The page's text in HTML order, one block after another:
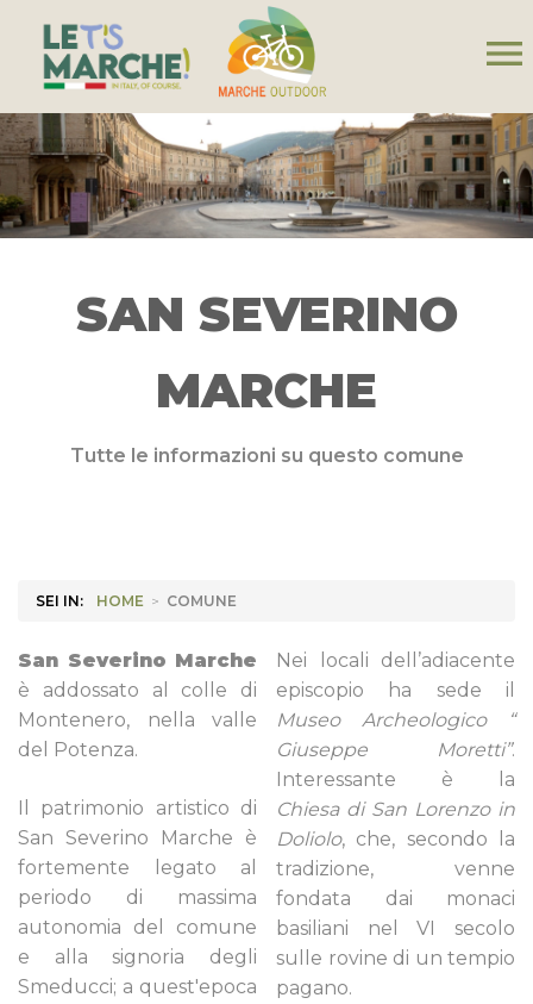
menu
SAN SEVERINO
MARCHE
Tutte le informazioni su questo comune
SEI IN: HOME > COMUNE
San Severino Marche
è addossato al colle di
Montenero, nella valle
del Potenza.
Il patrimonio artistico di
San Severino Marche è
fortemente legato al
periodo di massima
autonomia del comune
e alla signoria degli
Smeducci; a quest'epoca
Nei locali dell’adiacente
episcopio ha sede il
Museo Archeologico “
Giuseppe Moretti”.
Interessante è la
Chiesa di San Lorenzo in
Doliolo, che, secondo la
tradizione, venne
fondata dai monaci
basiliani nel VI secolo
sulle rovine di un tempio
pagano.